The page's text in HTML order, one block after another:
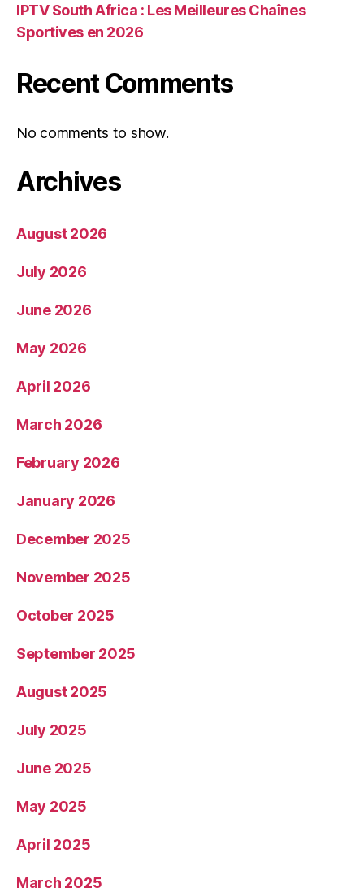
IPTV South Africa : Les Meilleures Chaînes
Sportives en 2026
Recent Comments
No comments to show.
Archives
August 2026
July 2026
June 2026
May 2026
April 2026
March 2026
February 2026
January 2026
December 2025
November 2025
October 2025
September 2025
August 2025
July 2025
June 2025
May 2025
April 2025
March 2025